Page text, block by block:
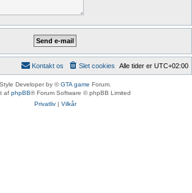
Alle tider er UTC+02:00
Slet cookies
Kontakt os
Style Developer by ©GTA game Forum.
af phpBB® Forum Software © phpBB Limited
Privatliv| Vilkår